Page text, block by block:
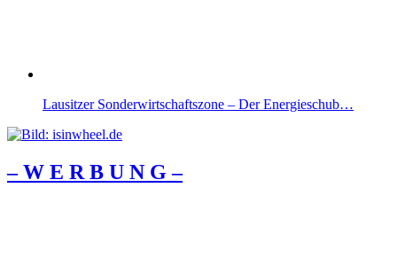
Lausitzer Sonderwirtschaftszone – Der Energieschub…
– W Ε R Β U Ν G –